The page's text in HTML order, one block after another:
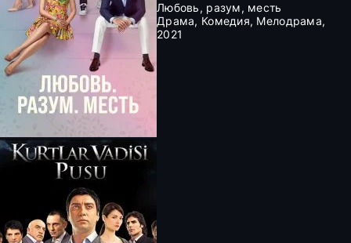
Любовь, разум, месть
Драма, Комедия, Мелодрама,
2021